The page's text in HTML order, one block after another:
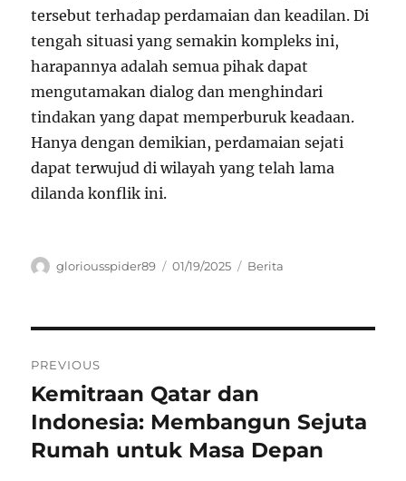
tersebut terhadap perdamaian dan keadilan. Di
tengah situasi yang semakin kompleks ini,
harapannya adalah semua pihak dapat
mengutamakan dialog dan menghindari
tindakan yang dapat memperburuk keadaan.
Hanya dengan demikian, perdamaian sejati
dapat terwujud di wilayah yang telah lama
dilanda konflik ini.
Author
gloriousspider89
Posted
01/19/2025 Categories
Berita
pos
PREVIOUS
Previous
post:
Kemitraan Qatar dan
Indonesia: Membangun Sejuta
Rumah untuk Masa Depan